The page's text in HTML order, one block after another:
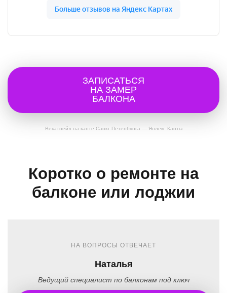
Векатрейд на карте Санкт‑Петербурга — Яндекс Карты
ЗАПИСАТЬСЯ
НА ЗАМЕР
БАЛКОНА
Коротко о ремонте на
балконе или лоджии
НА ВОПРОСЫ ОТВЕЧАЕТ
Наталья
Ведущий специалист по балконам под ключ